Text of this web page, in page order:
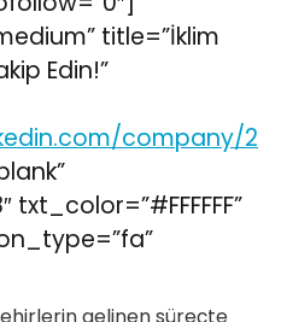
title=”İklim
Edin!”
company/2